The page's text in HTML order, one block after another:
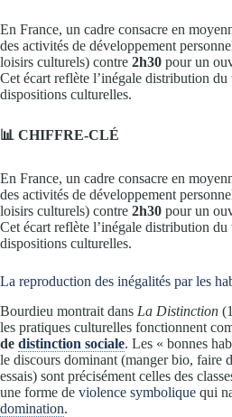
En France, un cadre consacre en
des activités de développement
loisirs culturels) contre 2h30 pour un
Cet écart reflète l’inégale distribution du
dispositions culturelles.
📊 CHIFFRE-CLÉ
En France, un cadre consacre en
des activités de développement
loisirs culturels) contre 2h30 pour un
Cet écart reflète l’inégale distribution du
dispositions culturelles.
La reproduction des inégalités par les
Bourdieu montrait dans La Distinction
les pratiques culturelles fonctionnent
de distinction sociale. Les « bonnes
le discours dominant (manger bio, faire
essais) sont précisément celles des
une forme de violence symbolique qui
domination.